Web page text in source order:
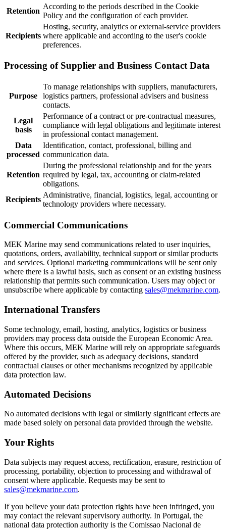
Retention
According to the periods described in the Cookie
Policy and the configuration of each provider.
Recipients
Hosting, security, analytics or external-service providers
where applicable and according to the user's cookie
preferences.
Processing of Supplier and Business Contact Data
Purpose
To manage relationships with suppliers, manufacturers,
logistics partners, professional advisers and business
contacts.
Legal
basis
Performance of a contract or pre-contractual measures,
compliance with legal obligations and legitimate interest
in professional contact management.
Data
processed
Identification, contact, professional, billing and
communication data.
Retention
During the professional relationship and for the years
required by legal, tax, accounting or claim-related
obligations.
Recipients
Administrative, financial, logistics, legal, accounting or
technology providers where necessary.
Commercial Communications
MEK Marine may send communications related to user inquiries,
quotations, orders, availability, technical support or similar products
and services. Optional marketing communications will be sent only
where there is a lawful basis, such as consent or an existing business
relationship that permits such communication. Users may object or
unsubscribe where applicable by contacting sales@mekmarine.com.
International Transfers
Some technology, email, hosting, analytics, logistics or business
providers may process data outside the European Economic Area.
Where this occurs, MEK Marine will rely on appropriate safeguards
offered by the provider, such as adequacy decisions, standard
contractual clauses or other mechanisms recognized by applicable
data protection law.
Automated Decisions
No automated decisions with legal or similarly significant effects are
made based solely on personal data provided through the website.
Your Rights
Data subjects may request access, rectification, erasure, restriction of
processing, portability, objection to processing and withdrawal of
consent where applicable. Requests may be sent to
sales@mekmarine.com.
If you believe your data protection rights have been infringed, you
may contact the relevant supervisory authority. In Portugal, the
national data protection authority is the Comissao Nacional de